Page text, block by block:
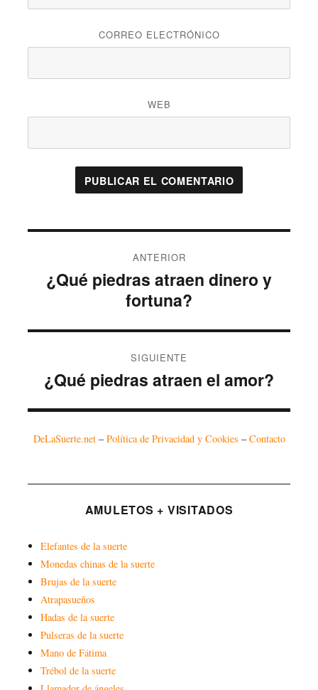
CORREO ELECTRÓNICO
WEB
entradas
ANTERIOR
Entrada
¿Qué piedras atraen dinero y
fortuna?
SIGUIENTE
Entrada
¿Qué piedras atraen el amor?
DeLaSuerte.net–Política de Privacidad y Cookies –Contacto
AMULETOS + VISITADOS
Elefantes de la suerte
Monedas chinas de la suerte
Brujas de la suerte
Atrapasueños
Hadas de la suerte
Pulseras de la suerte
Mano de Fátima
Trébol de la suerte